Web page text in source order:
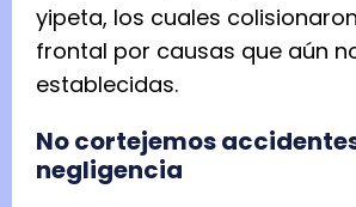
yipeta, los cuales
frontal por causas que aún
establecidas.
No cortejemos
negligencia